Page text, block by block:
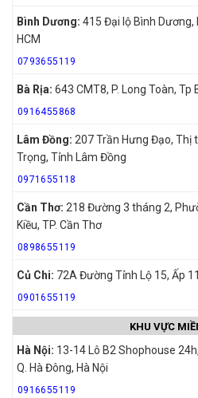
Bình Dương: 415 Đại lộ Bình
HCM
0793655119
Bà Rịa: 643 CMT8, P. Long Toàn, Tp
0916455868
Lâm Đồng: 207 Trần Hưng Đạo, Thị
Trọng, Tỉnh Lâm Đồng
0971655118
Cần Thơ: 218 Đường 3 tháng 2,
Kiều, TP. Cần Thơ
0898655119
Củ Chi: 72A Đường Tỉnh Lộ 15, Ấp
0901655119
KHU VỰC
Hà Nội: 13-14 Lô B2 Shophouse
Q. Hà Đông, Hà Nội
0916655119